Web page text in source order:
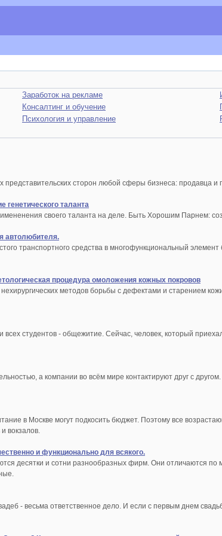
Заработок на рекламе
Консалтинг и обучение
Психология и управление
сторон любой сферы бизнеса: продавца и
генетического таланта
своего таланта на деле. Быть Хорошим Парнем:
автолюбителя.
транспортного средства в многофункциональный
процедура омоложения кожных покровов
методов борьбы с дефектами и старением
всех студентов - общежитие. Сейчас, человек, который
а компании во всём мире контактируют друг с
в Москве могут подкосить бюджет. Поэтому все
вокзалов.
и функционально для всякого.
десятки и сотни разнообразных фирм. Они отличаются
- весьма ответственное дело. И если с первым днем